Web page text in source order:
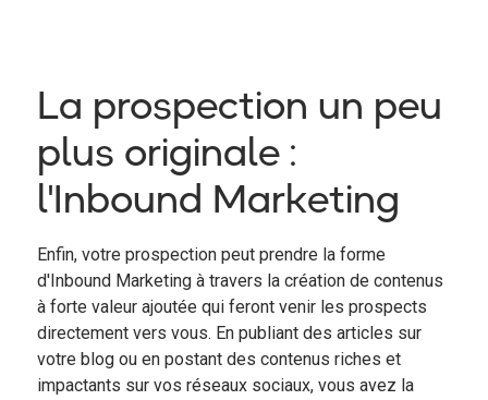
La prospection un peu
plus originale :
l'Inbound Marketing
Enfin, votre prospection peut prendre la forme
d'Inbound Marketing à travers la création de contenus
à forte valeur ajoutée qui feront venir les prospects
directement vers vous. En publiant des articles sur
votre blog ou en postant des contenus riches et
impactants sur vos réseaux sociaux, vous avez la